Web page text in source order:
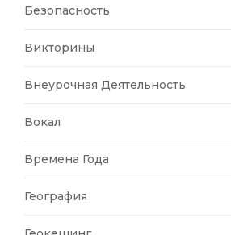
Безопасность
Викторины
Внеурочная Деятельность
Вокал
Времена Года
География